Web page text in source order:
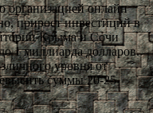
онлайн
прирост инвестиций в
Крыма и Сочи
1 миллиарда долларов.
уровня от
суммы 20-25